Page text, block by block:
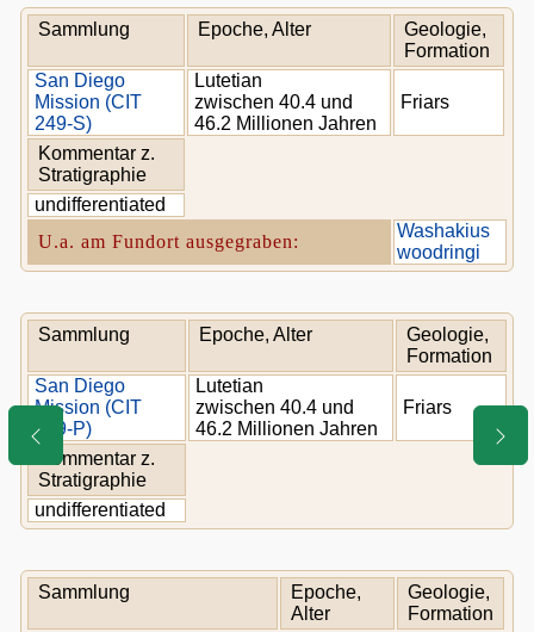
Sammlung Epoche, Alter
Geologie,
Formation
San Diego
Mission (CIT
249-S)
Lutetian
zwischen 40.4 und
46.2 Millionen Jahren
Friars
Kommentar z.
Stratigraphie
undifferentiated
U.a. am Fundort ausgegraben:
Washakius
woodringi
Sammlung Epoche, Alter
Geologie,
Formation
San Diego
Mission (CIT
249-P)
Lutetian
zwischen 40.4 und
46.2 Millionen Jahren
Friars
Kommentar z.
Stratigraphie
undifferentiated
Sammlung
Epoche,
Alter
Geologie,
Formation